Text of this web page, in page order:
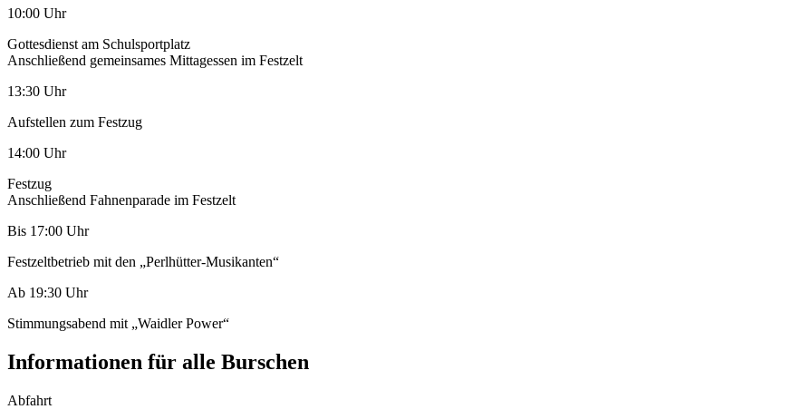
10:00 Uhr
Gottesdienst am Schulsportplatz
Anschließend gemeinsames Mittagessen im Festzelt
13:30 Uhr
Aufstellen zum Festzug
14:00 Uhr
Festzug
Anschließend Fahnenparade im Festzelt
Bis 17:00 Uhr
Festzeltbetrieb mit den „Perlhütter-Musikanten“
Ab 19:30 Uhr
Stimmungsabend mit „Waidler Power“
Informationen für alle Burschen
Abfahrt